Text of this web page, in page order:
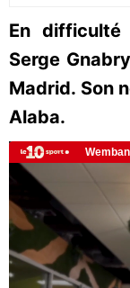
En difficulté
Serge
Madrid. Son
Alaba.